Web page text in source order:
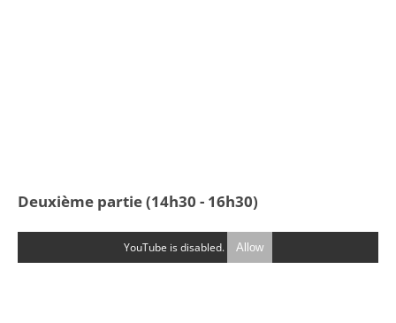
Deuxième partie (14h30 - 16h30)
YouTube is disabled. Allow